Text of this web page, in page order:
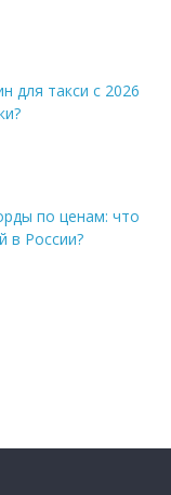
для такси с 2026
по ценам: что
в России?